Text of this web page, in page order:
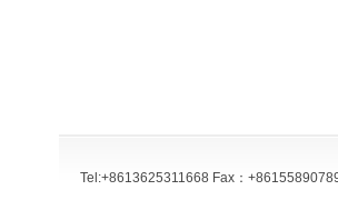
Tel:+8613625311668 Fax：